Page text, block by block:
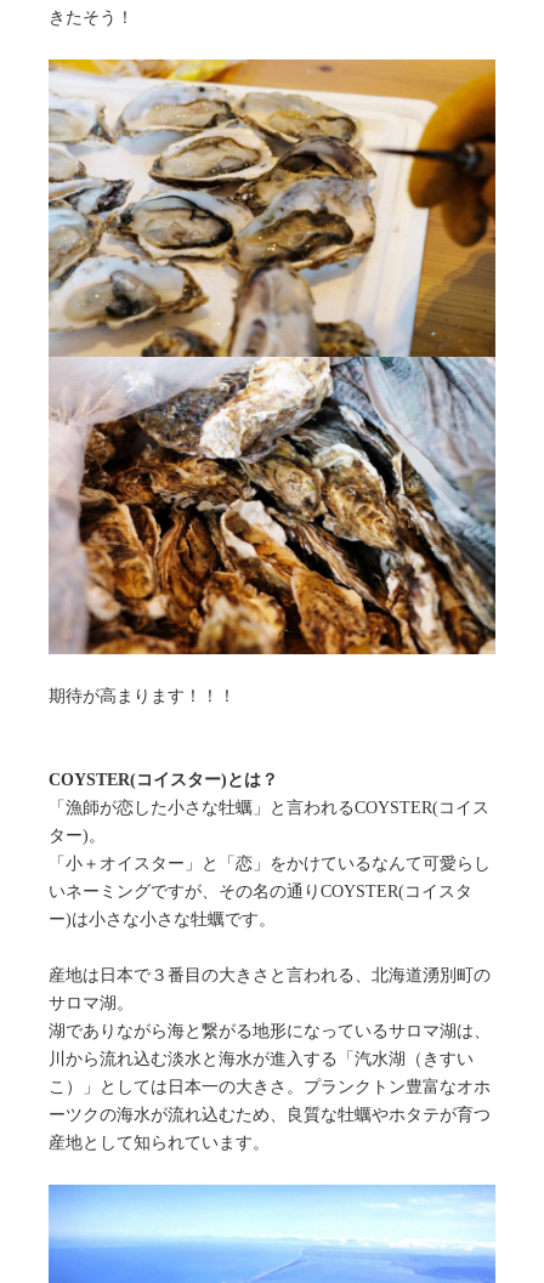
きたそう！
期待が高まります！！！
COYSTER(コイスター)とは？
「漁師が恋した小さな牡蠣」と言われるCOYSTER(コイス
ター)。
「小＋オイスター」と「恋」をかけているなんて可愛らし
いネーミングですが、その名の通りCOYSTER(コイスタ
ー)は小さな小さな牡蠣です。
産地は日本で３番目の大きさと言われる、北海道湧別町の
サロマ湖。
湖でありながら海と繋がる地形になっているサロマ湖は、
川から流れ込む淡水と海水が進入する「汽水湖（きすい
こ）」としては日本一の大きさ。プランクトン豊富なオホ
ーツクの海水が流れ込むため、良質な牡蠣やホタテが育つ
産地として知られています。